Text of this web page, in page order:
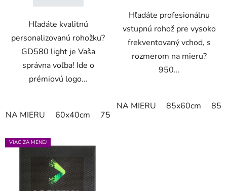
Hľadáte kvalitnú
personalizovanú rohožku?
GD580 light je Vaša
správna voľba! Ide o
prémiovú logo...
NA MIERU 60x40cm 75x60cm
Hľadáte profesionálnu
vstupnú rohož pre vysoko
frekventovaný vchod, s
rozmerom na mieru?
950...
NA MIERU 85x60cm
VIAC ZA MENEJ